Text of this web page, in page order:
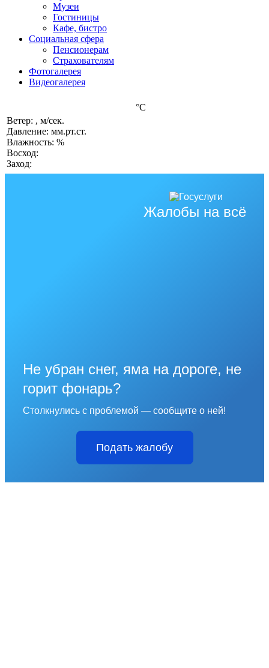
Музеи
Гостиницы
Кафе, бистро
Социальная сфера
Пенсионерам
Страхователям
Фотогалерея
Видеогалерея
°C
Ветер: , м/сек.
Давление: мм.рт.ст.
Влажность: %
Восход:
Заход:
Жалобы на всё
Не убран снег, яма на дороге, не
горит фонарь?
Столкнулись с проблемой — сообщите о ней!
Подать жалобу